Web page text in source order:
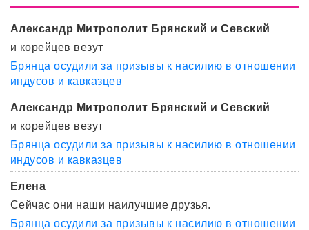
Александр Митрополит Брянский и Севский
и корейцев везут
Брянца осудили за призывы к насилию в отношении
индусов и кавказцев
Александр Митрополит Брянский и Севский
и корейцев везут
Брянца осудили за призывы к насилию в отношении
индусов и кавказцев
Елена
Сейчас они наши наилучшие друзья.
Брянца осудили за призывы к насилию в отношении